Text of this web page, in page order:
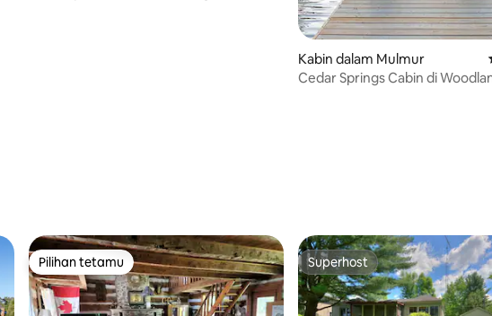
Kabin dalam Mulmur
Cedar Springs Cabin di
Pilihan tetamu
Pilihan tetamu Superhost
Superhost